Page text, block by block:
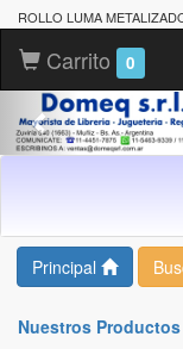
ROLLO LUMA
Carrito 0
Principal
Nuestros Productos